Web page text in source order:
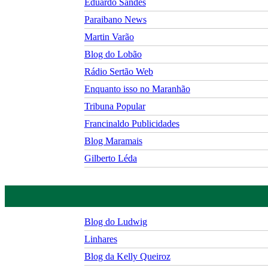
Eduardo Sandes
Paraibano News
Martin Varão
Blog do Lobão
Rádio Sertão Web
Enquanto isso no Maranhão
Tribuna Popular
Francinaldo Publicidades
Blog Maramais
Gilberto Léda
Blog do Ludwig
Linhares
Blog da Kelly Queiroz